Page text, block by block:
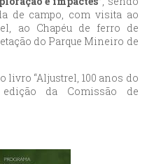
de campo, com visita ao
ao Chapéu de ferro de
do Parque Mineiro de
livro “Aljustrel, 100 anos do
da Comissão de